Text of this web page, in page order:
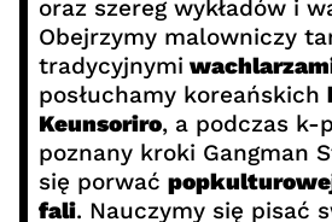
oraz szereg wykładów i
Obejrzymy malowniczy
tradycyjnymi
posłuchamy koreańskich
Keunsoriro, a podczas k-
poznany kroki Gangman
się porwać
fali. Nauczymy się pisać